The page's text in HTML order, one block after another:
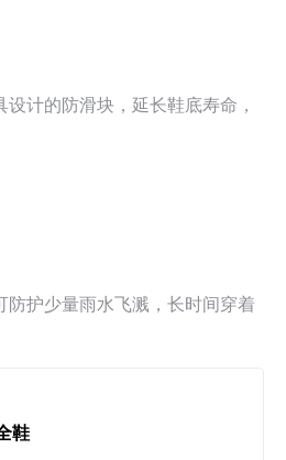
计的防滑块，延长鞋底寿命，
防护少量雨水飞溅，长时间穿着
鞋